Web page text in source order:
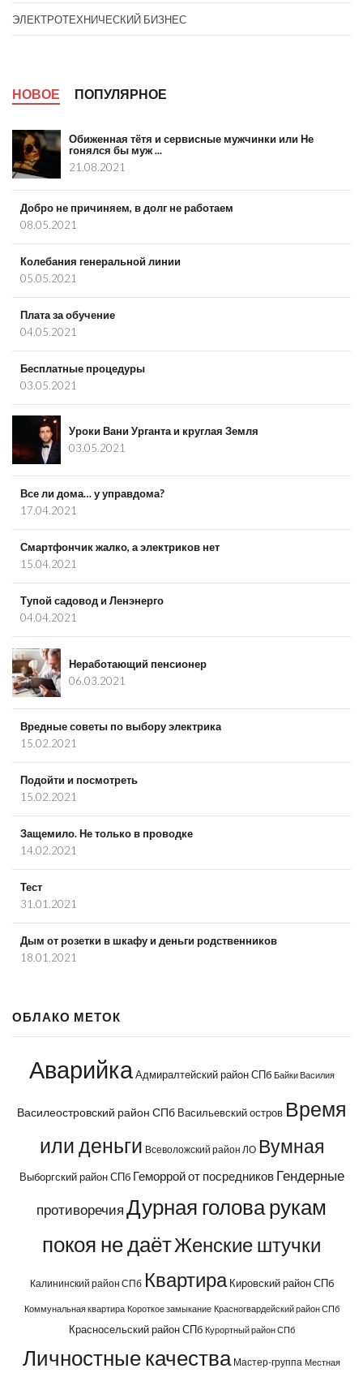
ЭЛЕКТРОТЕХНИЧЕСКИЙ БИЗНЕС
НОВОЕ ПОПУЛЯРНОЕ
Обиженная тётя и сервисные мужчинки или Не
гонялся бы муж ...
21.08.2021
Добро не причиняем, в долг не работаем
08.05.2021
Колебания генеральной линии
05.05.2021
Плата за обучение
04.05.2021
Бесплатные процедуры
03.05.2021
Уроки Вани Урганта и круглая Земля
03.05.2021
Все ли дома… у управдома?
17.04.2021
Смартфончик жалко, а электриков нет
15.04.2021
Тупой садовод и Ленэнерго
04.04.2021
Неработающий пенсионер
06.03.2021
Вредные советы по выбору электрика
15.02.2021
Подойти и посмотреть
15.02.2021
Защемило. Не только в проводке
14.02.2021
Тест
31.01.2021
Дым от розетки в шкафу и деньги родственников
18.01.2021
ОБЛАКО МЕТОК
Аварийка Адмиралтейский район СПб Байки Василия
Василеостровский район СПб Васильевский остров Время
или деньги Всеволожский район ЛО Вумная
Выборгский район СПб Геморрой от посредников Гендерные
противоречияДурная голова рукам
покоя не даётЖенские штучки
Калининский район СПб Квартира Кировский район СПб
Коммунальная квартира Короткое замыкание Красногвардейский район СПб
Красносельский район СПб Курортный район СПб
Личностные качества Мастер-группа Местная